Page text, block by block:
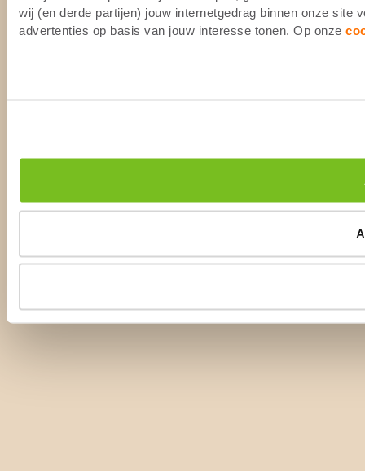
wij (en derde partijen) jouw internetgedrag binnen onze site
advertenties op basis van jouw interesse tonen. Op onze